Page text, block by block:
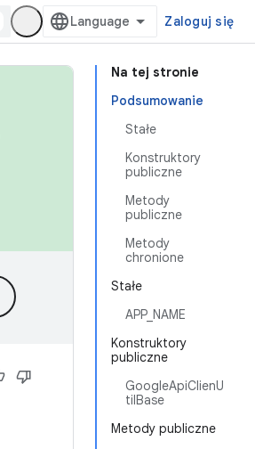
Zaloguj się
Na tej stronie
Podsumowanie
Stałe
Konstruktory
publiczne
Metody
publiczne
Metody
chronione
Stałe
APP_NAME
Konstruktory
publiczne
GoogleApiClienU
tilBase
Metody publiczne